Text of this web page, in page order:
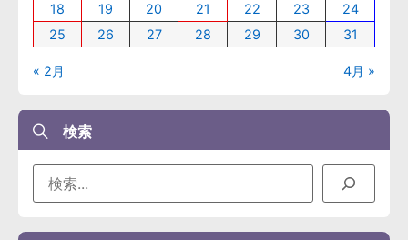
18
19 20 21 22 23
24
25
26 27 28 29 30 31
« 2月 4月 »
検索